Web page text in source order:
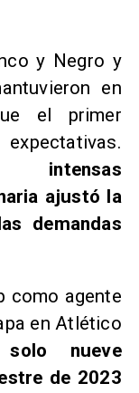
y Negro y
en
el primer
ajustó la
demandas
como agente
en Atlético
solo nueve
de 2023